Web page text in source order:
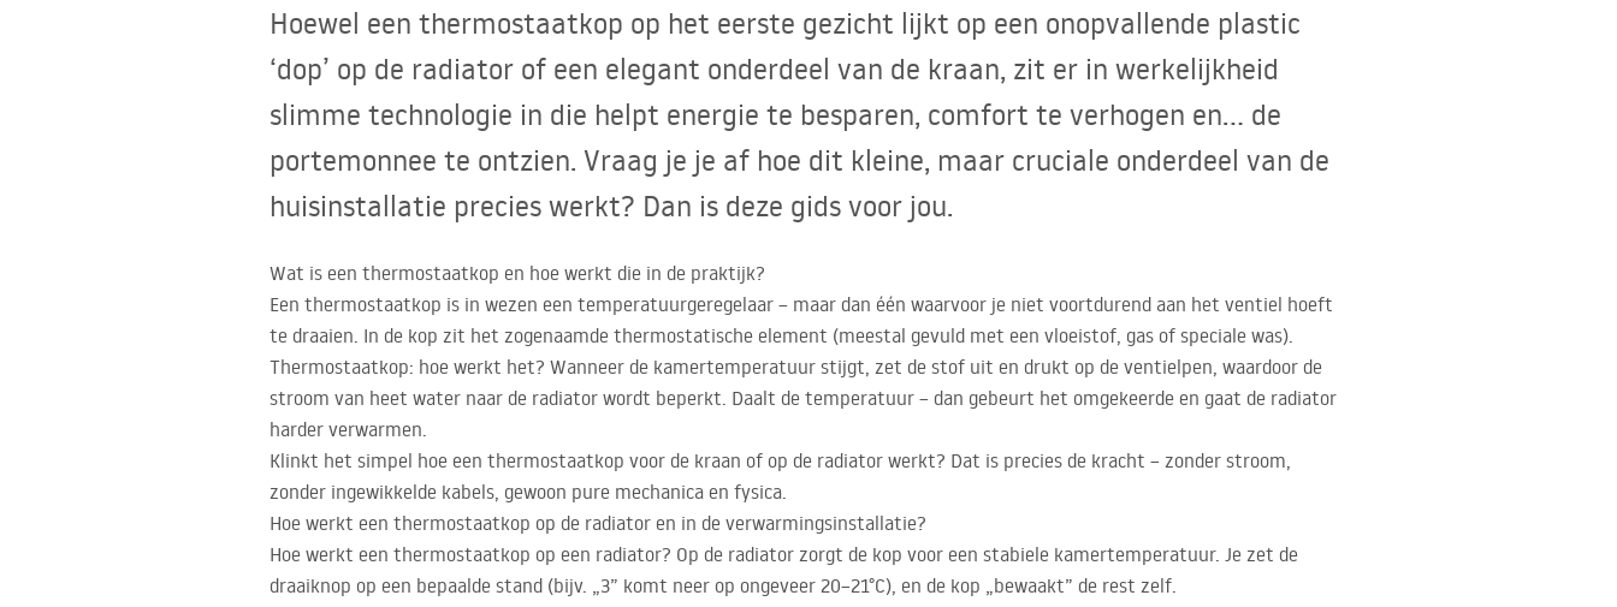
Baden en badwanden
Badkameraccessoires
Hoewel een thermostaatkop op het eerste gezicht lijkt op een onopvallende plastic
‘dop’ op de radiator of een elegant onderdeel van de kraan, zit er in werkelijkheid
slimme technologie in die helpt energie te besparen, comfort te verhogen en… de
portemonnee te ontzien. Vraag je je af hoe dit kleine, maar cruciale onderdeel van de
huisinstallatie precies werkt? Dan is deze gids voor jou.
Wat is een thermostaatkop en hoe werkt die in de praktijk?
Een thermostaatkop is in wezen een temperatuurgeregelaar – maar dan één waarvoor je niet voortdurend aan het ventiel hoeft
te draaien. In de kop zit het zogenaamde thermostatische element (meestal gevuld met een vloeistof, gas of speciale was).
Thermostaatkop: hoe werkt het? Wanneer de kamertemperatuur stijgt, zet de stof uit en drukt op de ventielpen, waardoor de
stroom van heet water naar de radiator wordt beperkt. Daalt de temperatuur – dan gebeurt het omgekeerde en gaat de radiator
harder verwarmen.
Klinkt het simpel hoe een thermostaatkop voor de kraan of op de radiator werkt? Dat is precies de kracht – zonder stroom,
zonder ingewikkelde kabels, gewoon pure mechanica en fysica.
Hoe werkt een thermostaatkop op de radiator en in de verwarmingsinstallatie?
Hoe werkt een thermostaatkop op een radiator? Op de radiator zorgt de kop voor een stabiele kamertemperatuur. Je zet de
draaiknop op een bepaalde stand (bijv. „3” komt neer op ongeveer 20–21°C), en de kop „bewaakt” de rest zelf.